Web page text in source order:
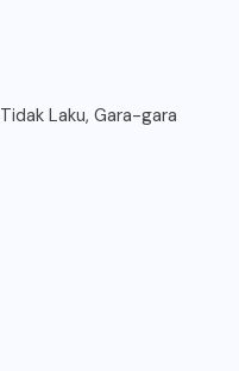
Laku, Gara-gara